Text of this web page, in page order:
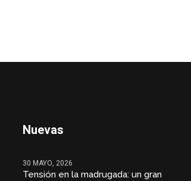
Nuevas
30 MAYO, 2026
Tensión en la madrugada: un gran